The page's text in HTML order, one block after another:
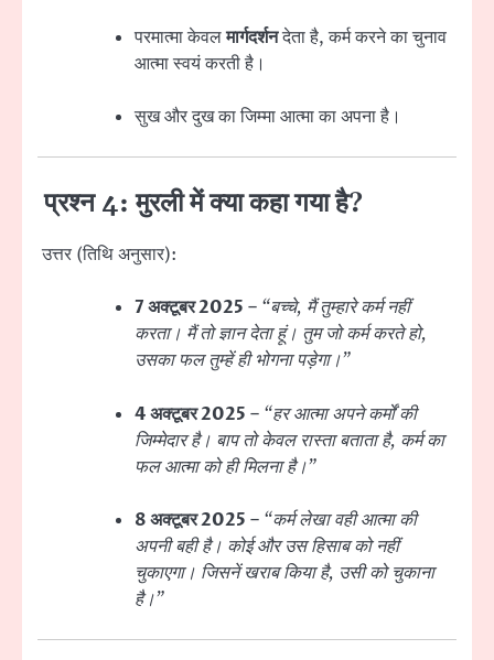
परमात्मा केवलमार्गदर्शनदेता है, कर्म करने का चुनाव
आत्मा स्वयं करती है।
सुख और दुख का जिम्मा आत्मा का अपना है।
प्रश्न 4: मुरली में क्या कहा गया है?
उत्तर (तिथि अनुसार):
7 अक्टूबर 2025 – “बच्चे, मैं तुम्हारे कर्म नहीं
करता। मैं तो ज्ञान देता हूं। तुम जो कर्म करते हो,
उसका फल तुम्हें ही भोगना पड़ेगा।”
4 अक्टूबर 2025 – “हर आत्मा अपने कर्मों की
जिम्मेदार है। बाप तो केवल रास्ता बताता है, कर्म का
फल आत्मा को ही मिलना है।”
8 अक्टूबर 2025 – “कर्म लेखा वही आत्मा की
अपनी बही है। कोई और उस हिसाब को नहीं
चुकाएगा। जिसनें खराब किया है, उसी को चुकाना
है।”